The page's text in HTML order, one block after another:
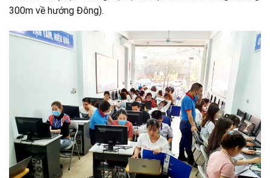
300m về hướng Đông).